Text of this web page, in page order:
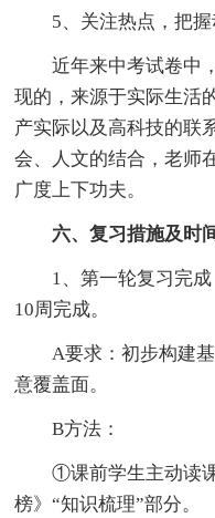
5、关注热点，把
近年来中考试卷中
现的，来源于实际生活
产实际以及高科技的联
会、人文的结合，老师
广度上下功夫。
六、复习措施及时
1、第一轮复习完
10周完成。
A要求：初步构建
意覆盖面。
B方法：
①课前学生主动读
榜》“知识梳理”部分。